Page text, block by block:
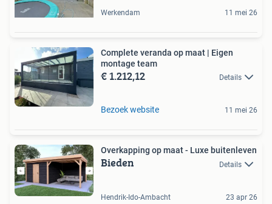
Werkendam 11 mei 26
Complete veranda op maat | Eigen
montage team
€ 1.212,12 Details
Bezoek website 11 mei 26
Overkapping op maat - Luxe buitenleven
Bieden Details
Hendrik-Ido-Ambacht 23 apr 26